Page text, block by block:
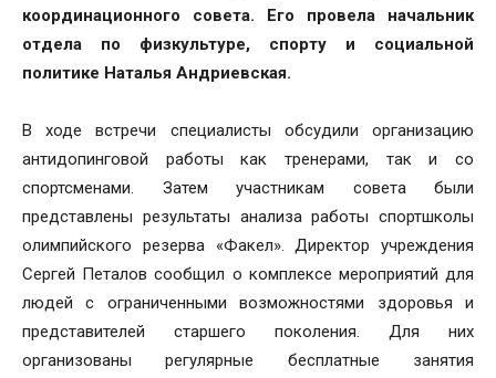
координационного совета. Его провела начальник
отдела по физкультуре, спорту и социальной
политике Наталья Андриевская.
В ходе встречи специалисты обсудили организацию
антидопинговой работы как тренерами, так и со
спортсменами. Затем участникам совета были
представлены результаты анализа работы спортшколы
олимпийского резерва «Факел». Директор учреждения
Сергей Петалов сообщил о комплексе мероприятий для
людей с ограниченными возможностями здоровья и
представителей старшего поколения. Для них
организованы регулярные бесплатные занятия